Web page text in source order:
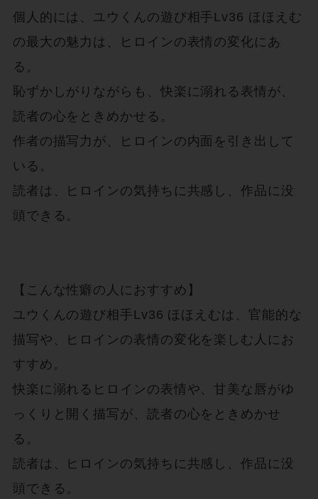
個人的には、ユウくんの遊び相手Lv36 ほほえむ
の最大の魅力は、ヒロインの表情の変化にあ
る。
恥ずかしがりながらも、快楽に溺れる表情が、
読者の心をときめかせる。
作者の描写力が、ヒロインの内面を引き出して
いる。
読者は、ヒロインの気持ちに共感し、作品に没
頭できる。
【こんな性癖の人におすすめ】
ユウくんの遊び相手Lv36 ほほえむは、官能的な
描写や、ヒロインの表情の変化を楽しむ人にお
すすめ。
快楽に溺れるヒロインの表情や、甘美な唇がゆ
っくりと開く描写が、読者の心をときめかせ
る。
読者は、ヒロインの気持ちに共感し、作品に没